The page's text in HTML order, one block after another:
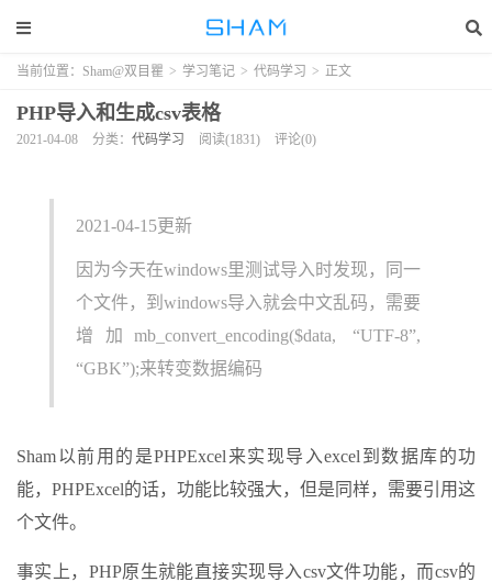
当前位置： Sham@双目瞿 > 学习笔记 > 代码学习 > 正文
PHP导入和生成csv表格
2021-04-08 分类： 代码学习 阅读(1831) 评论(0)
2021-04-15更新
因为今天在windows里测试导入时发现，同一
个文件，到windows导入就会中文乱码，需要
增加mb_convert_encoding($data, “UTF-8”,
“GBK”);来转变数据编码
Sham以前用的是PHPExcel来实现导入excel到数据库的功
能，PHPExcel的话，功能比较强大，但是同样，需要引用这
个文件。
事实上，PHP原生就能直接实现导入csv文件功能，而csv的